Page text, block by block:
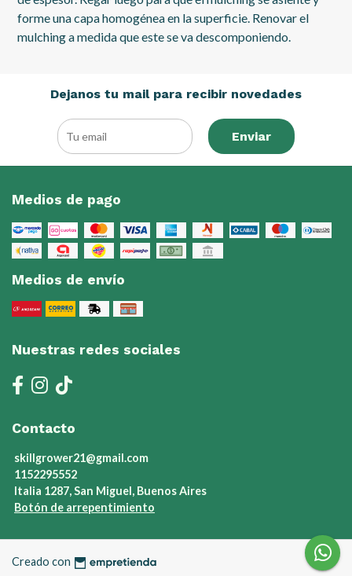
forme una capa homogénea en la superficie. Renovar el
mulching a medida que este se va descomponiendo.
Dejanos tu mail para recibir novedades
Enviar
Medios de pago
Medios de envío
Nuestras redes sociales
Contacto
skillgrower21@gmail.com
1152295552
Italia 1287, San Miguel, Buenos Aires
Botón de arrepentimiento
Creado con